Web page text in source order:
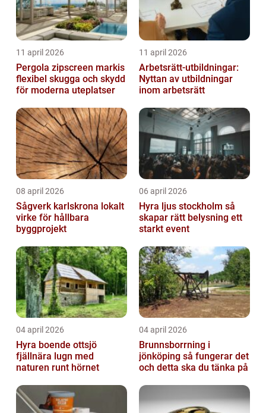
11 april 2026
Pergola zipscreen markis
flexibel skugga och skydd
för moderna uteplatser
11 april 2026
Arbetsrätt-utbildningar:
Nyttan av utbildningar
inom arbetsrätt
08 april 2026
Sågverk karlskrona lokalt
virke för hållbara
byggprojekt
06 april 2026
Hyra ljus stockholm så
skapar rätt belysning ett
starkt event
04 april 2026
Hyra boende ottsjö
fjällnära lugn med
naturen runt hörnet
04 april 2026
Brunnsborrning i
jönköping så fungerar det
och detta ska du tänka på